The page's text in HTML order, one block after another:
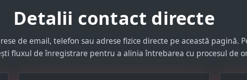
Detalii contact directe
de email, telefon sau adrese fizice directe pe această pagină.
fluxul de înregistrare pentru a alinia întrebarea cu procesul de